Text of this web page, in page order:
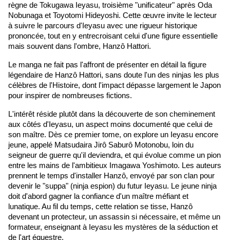
règne de Tokugawa Ieyasu, troisième "unificateur" après Oda
Nobunaga et Toyotomi Hideyoshi. Cette œuvre invite le lecteur
à suivre le parcours d'Ieyasu avec une rigueur historique
prononcée, tout en y entrecroisant celui d'une figure essentielle
mais souvent dans l'ombre, Hanzô Hattori.
Le manga ne fait pas l'affront de présenter en détail la figure
légendaire de Hanzô Hattori, sans doute l'un des ninjas les plus
célèbres de l'Histoire, dont l'impact dépasse largement le Japon
pour inspirer de nombreuses fictions.
L'intérêt réside plutôt dans la découverte de son cheminement
aux côtés d'Ieyasu, un aspect moins documenté que celui de
son maître. Dès ce premier tome, on explore un Ieyasu encore
jeune, appelé Matsudaira Jirô Saburô Motonobu, loin du
seigneur de guerre qu'il deviendra, et qui évolue comme un pion
entre les mains de l'ambitieux Imagawa Yoshimoto. Les auteurs
prennent le temps d'installer Hanzô, envoyé par son clan pour
devenir le "suppa" (ninja espion) du futur Ieyasu. Le jeune ninja
doit d'abord gagner la confiance d'un maître méfiant et
lunatique. Au fil du temps, cette relation se tisse, Hanzô
devenant un protecteur, un assassin si nécessaire, et même un
formateur, enseignant à Ieyasu les mystères de la séduction et
de l'art équestre.